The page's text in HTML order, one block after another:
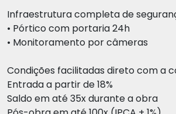
Infraestrutura completa de
• Pórtico com portaria 24h
• Monitoramento por câmeras
Condições facilitadas direto com a
Entrada a partir de 18%
Saldo em até 35x durante a obra